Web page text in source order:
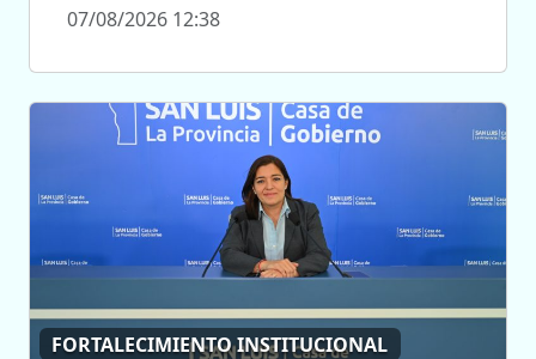
07/08/2026 12:38
FORTALECIMIENTO INSTITUCIONAL